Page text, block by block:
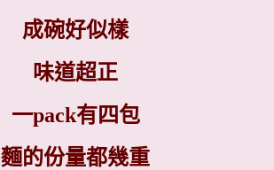
成碗好似樣
味道超正
一pack有四包
麵的份量都幾重